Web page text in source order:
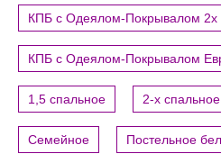
КПБ с Одеялом-Покрывалом 2х
КПБ с Одеялом-Покрывалом
1,5 спальное 2-х спальное
Семейное Постельное